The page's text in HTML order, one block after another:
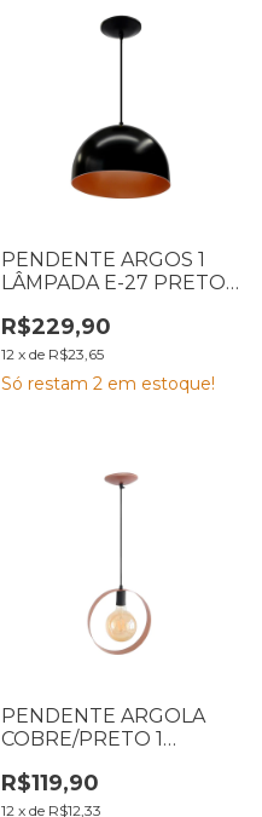
PENDENTE ARGOS 1
LÂMPADA E-27 PRETO
R$229,90
12 x de R$23,65
Só restam 2 em estoque!
PENDENTE ARGOLA
COBRE/PRETO 1
R$119,90
12 x de R$12,33